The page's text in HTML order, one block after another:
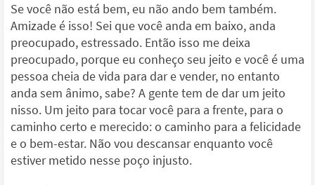
Se você não está bem, eu não ando bem também.
Amizade é isso! Sei que você anda em baixo, anda
preocupado, estressado. Então isso me deixa
preocupado, porque eu conheço seu jeito e você é uma
pessoa cheia de vida para dar e vender, no entanto
anda sem ânimo, sabe? A gente tem de dar um jeito
nisso. Um jeito para tocar você para a frente, para o
caminho certo e merecido: o caminho para a felicidade
e o bem-estar. Não vou descansar enquanto você
estiver metido nesse poço injusto.